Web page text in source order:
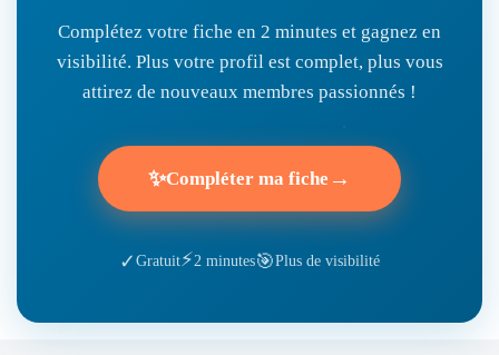
Complétez votre fiche en 2 minutes et gagnez en
visibilité. Plus votre profil est complet, plus vous
attirez de nouveaux membres passionnés !
✨Compléter ma fiche →
✓ Gratuit⚡2 minutes🎯Plus de visibilité